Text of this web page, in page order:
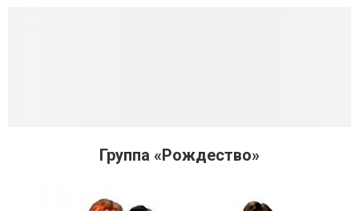
Группа «Рождество»